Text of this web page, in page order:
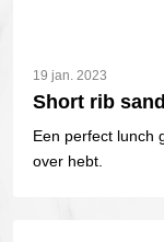
19 jan. 2023
Short rib
Een perfect lunch
over hebt.